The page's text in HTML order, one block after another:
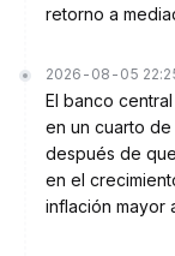
retorno a
2026-08-05
El banco
en un cuarto
después de
en el
inflación mayor